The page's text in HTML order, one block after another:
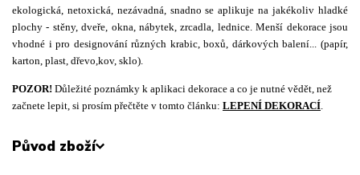
ekologická, netoxická, nezávadná, snadno se aplikuje na jakékoliv hladké
plochy - stěny, dveře, okna, nábytek, zrcadla, lednice. Menší dekorace jsou
vhodné i pro designování různých krabic, boxů, dárkových balení... (papír,
karton, plast, dřevo,kov, sklo).
POZOR! Důležité poznámky k aplikaci dekorace a co je nutné vědět, než
začnete lepit, si prosím přečtěte v tomto článku: LEPENÍ DEKORACÍ
Původ zboží